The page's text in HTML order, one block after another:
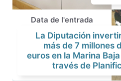
Data de l'entrada
La Diputación
más de 7 millones
euros en la Marina Baja
través de